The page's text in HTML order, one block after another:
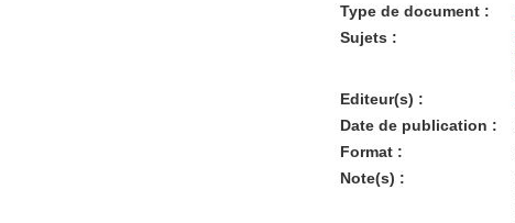
Type de document :
Sujets :
Editeur(s) :
Date de publication :
Format :
Note(s) :